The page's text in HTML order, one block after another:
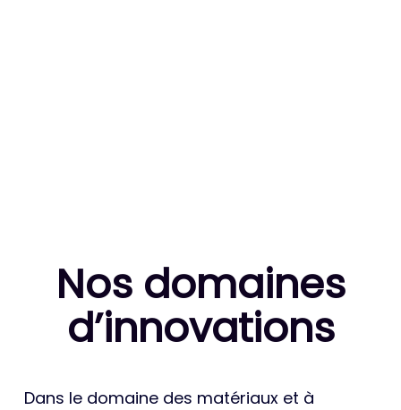
Nos domaines
d’innovations
Dans le domaine des matériaux et à